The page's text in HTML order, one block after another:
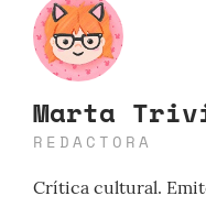
Marta
REDACTORA
Crítica cultural.